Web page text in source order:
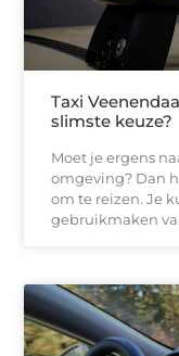
Taxi
slimste keuze?
Moet je ergens
omgeving? Dan
om te reizen. Je
gebruikmaken